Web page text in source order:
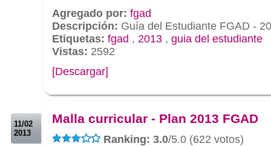
Agregado por: fgad
Descripción: Guía del Estudiante FGAD -
Etiquetas: fgad , 2013 , guia del estudiante
Vistas: 2592
[Descargar]
11/02
2013
Malla curricular - Plan 2013 FGAD
Ranking: 3.0/5.0 (622 votos)